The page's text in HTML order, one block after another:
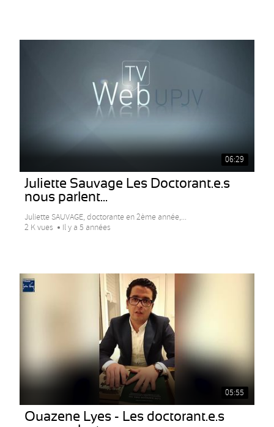
06:29
Juliette Sauvage Les Doctorant.e.s
nous parlent...
Juliette SAUVAGE, doctorante en 2ème année,...
2 K vues
Il y a 5 années
05:55
Ouazene Lyes - Les doctorant.e.s